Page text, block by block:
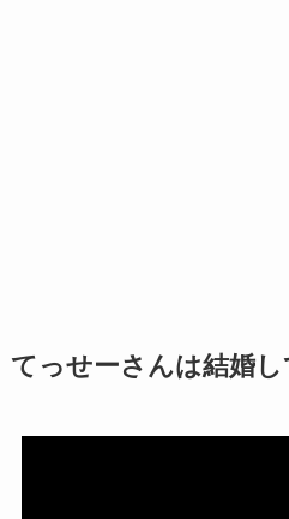
てっせーさんは結婚し